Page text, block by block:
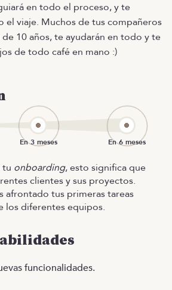
en todo el proceso, y te
el viaje. Muchos de tus compañeros
10 años, te ayudarán en todo y te
de todo café en mano :)
tu onboarding, esto significa que
clientes y sus proyectos.
afrontado tus primeras tareas
los diferentes equipos.
funcionalidades.